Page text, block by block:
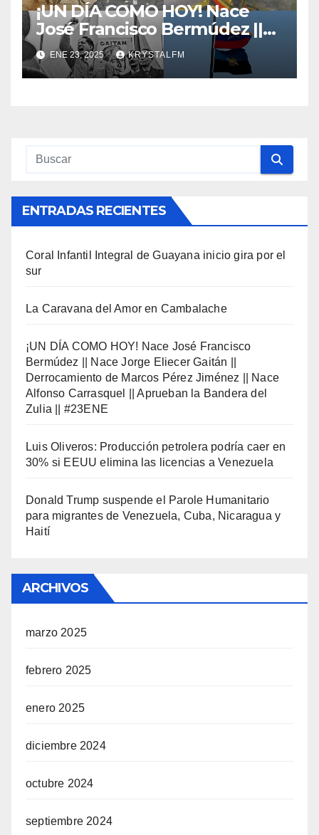
¡UN DÍA COMO HOY! Nace
José Francisco Bermúdez ||
Nace Jorge Eliecer Gaitán ||
Derrocamiento de Marcos
Pérez Jiménez || Nace
ENE 23, 2025 KRYSTALFM
ENTRADAS RECIENTES
Coral Infantil Integral de Guayana inicio gira por el
sur
La Caravana del Amor en Cambalache
¡UN DÍA COMO HOY! Nace José Francisco
Bermúdez || Nace Jorge Eliecer Gaitán ||
Derrocamiento de Marcos Pérez Jiménez || Nace
Alfonso Carrasquel || Aprueban la Bandera del
Zulia || #23ENE
Luis Oliveros: Producción petrolera podría caer en
30% si EEUU elimina las licencias a Venezuela
Donald Trump suspende el Parole Humanitario
para migrantes de Venezuela, Cuba, Nicaragua y
Haití
ARCHIVOS
marzo 2025
febrero 2025
enero 2025
diciembre 2024
octubre 2024
septiembre 2024